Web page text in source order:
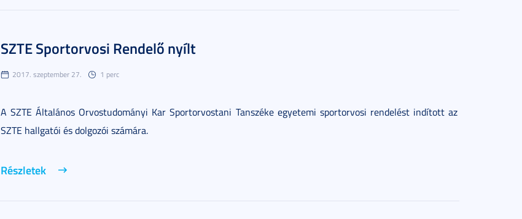
SZTE Sportorvosi Rendelő nyílt
2017. szeptember 27. 1 perc
A SZTE Általános Orvostudományi Kar Sportorvostani Tanszéke egyetemi sportorvosi rendelést indított az
SZTE hallgatói és dolgozói számára.
Részletek